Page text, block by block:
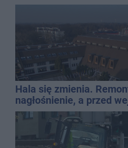
Hala się zmienia.
nagłośnienie, a przed
QEMETICA ARENA